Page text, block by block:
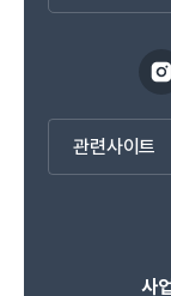
관련사이트
사